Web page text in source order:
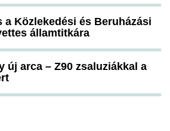
a Közlekedési és Beruházási
államtitkára
új arca – Z90 zsaluziákkal a